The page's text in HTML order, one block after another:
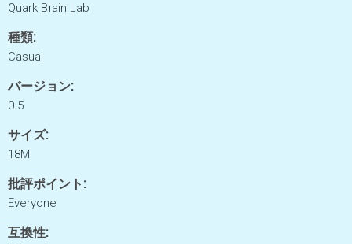
Quark Brain Lab
種類:
Casual
バージョン:
0.5
サイズ:
18M
批評ポイント:
Everyone
互換性: